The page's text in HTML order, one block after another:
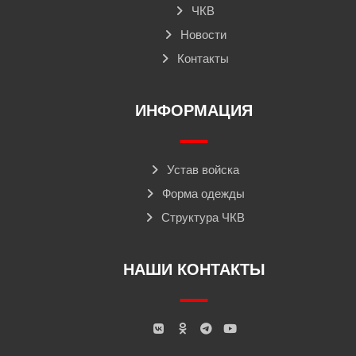
ЧКВ
Новости
Контакты
ИНФОРМАЦИЯ
Устав войска
Форма одежды
Структура ЧКВ
НАШИ КОНТАКТЫ